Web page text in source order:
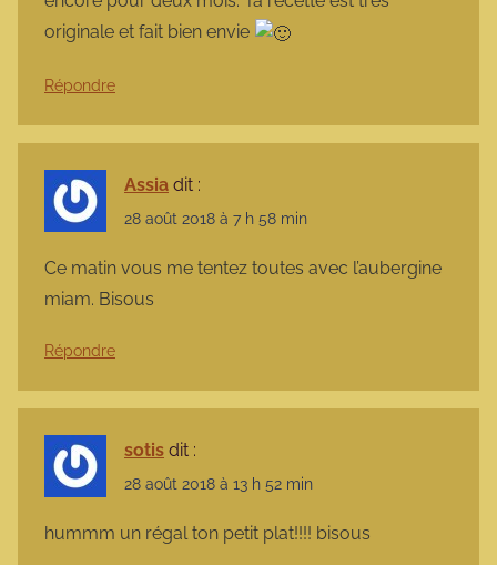
originale et fait bien envie
Répondre
Assia dit :
28 août 2018 à 7 h 58 min
Ce matin vous me tentez toutes avec l’aubergine
miam. Bisous
Répondre
sotis dit :
28 août 2018 à 13 h 52 min
hummm un régal ton petit plat!!!! bisous